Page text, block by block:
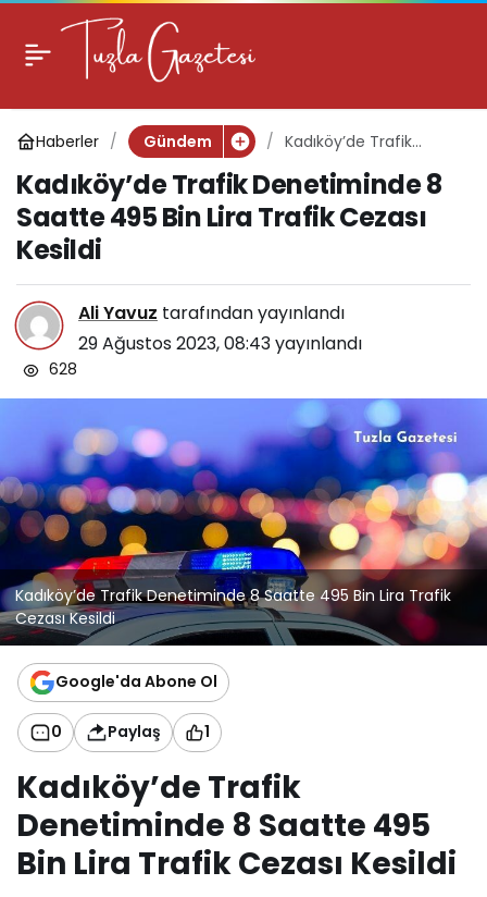
Haberler Gündem
Kadıköy’de Trafik
495 Bin Lira Trafik
Cezası Kesildi
Kadıköy’de Trafik Denetiminde 8
Saatte 495 Bin Lira Trafik Cezası
Kesildi
Ali Yavuz tarafından yayınlandı
29 Ağustos 2023, 08:43yayınlandı
628
Kadıköy’de Trafik Denetiminde 8 Saatte 495 Bin Lira Trafik
Cezası Kesildi
Google'da Abone Ol
0 Paylaş 1
Kadıköy’de Trafik
Denetiminde 8 Saatte 495
Bin Lira Trafik Cezası Kesildi
Kadıköy’de Trafik
Denetiminde 8 Saatte
495 Bin Lira Trafik
Cezası Kesildi